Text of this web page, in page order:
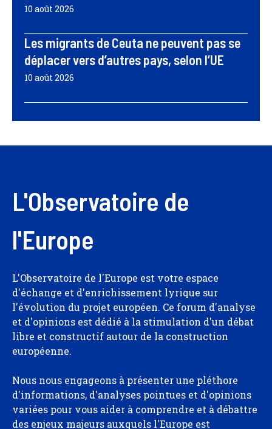
10 août 2026
Les migrants de Ceuta ne peuvent pas se
déplacer vers d’autres pays, selon l’UE
10 août 2026
L'Observatoire de
l'Europe
L'Observatoire de l'Europe est votre espace
d'échange et d'enrichissement lyrique sur
l'évolution du projet européen. Ce forum d'analyse
et d'opinions est dédié à la stimulation d'un débat
libre et constructif autour de la construction
européenne.
Nous nous engageons à présenter une pléthore
d'informations, d'analyses pointues et d'opinions
variées pour vous aider à comprendre et à débattre
des enjeux majeurs auxquels l'Europe est